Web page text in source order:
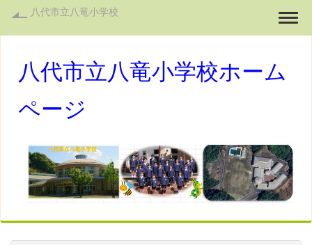
八代市立八竜小学校
八代市立八竜小学校ホーム
ページ